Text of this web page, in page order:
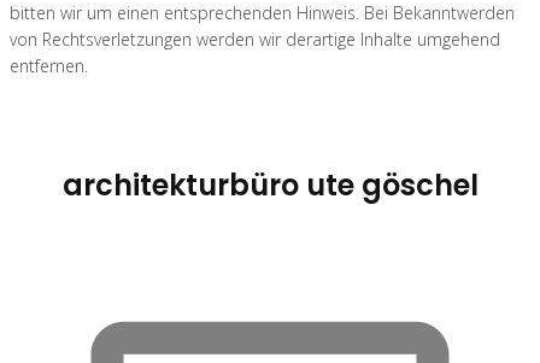
bitten wir um einen entsprechenden Hinweis. Bei Bekanntwerden
von Rechtsverletzungen werden wir derartige Inhalte umgehend
entfernen.
architekturbüro ute göschel